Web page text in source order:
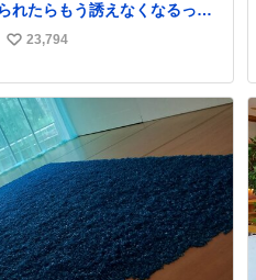
れたらもう誘えなくなるって
気出してほしい
い
ね
23,794